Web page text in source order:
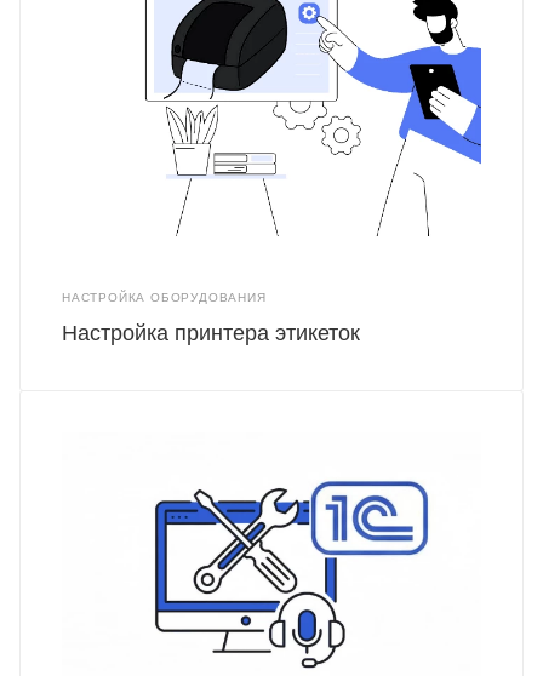
НАСТРОЙКА ОБОРУДОВАНИЯ
Настройка принтера этикеток